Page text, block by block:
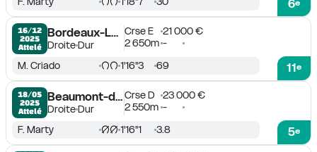
6
16/12
2025
Attelé
Bordeaux-Le Bouscat
DroiteDur
Crse E
21 000 €
2 650m -
11e
M. Criado 1'16''3 69
18/05
2025
Attelé
Beaumont-de-Lomagne
DroiteDur
Crse D
23 000 €
2 550m -
5e
F. Marty 1'16''1 3.8